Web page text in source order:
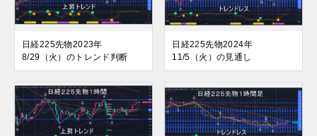
日経225先物2023年
8/29（火）のトレンド判断
日経225先物2024年
11/5（火）の見通し